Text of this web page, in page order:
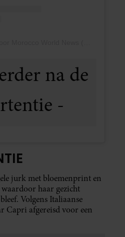
jurk met bloemenprint en
haar gezicht
Volgens Italiaanse
Capri afgereisd voor een